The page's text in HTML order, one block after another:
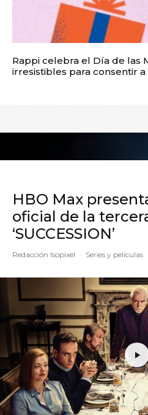
Rappi celebra el Día de las
irresistibles para consentir
HBO Max
oficial de la
‘SUCCESSION’
Redacción Isopixel · Series y películas